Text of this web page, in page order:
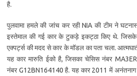
है.
पुलवामा हमले की जांच कर रही NIA की टीम ने
इस्तेमाल की गई कार के टुकड़े इकट्ठा किए थे. जिसके
एक्पर्ट्स की मदद से कार के मॉडल का पता चला.
यह कार मारुति ईको है, जिसका चेसिस नंबर
नंबर G12BN164140 है. यह कार 2011 में अनंतनाग